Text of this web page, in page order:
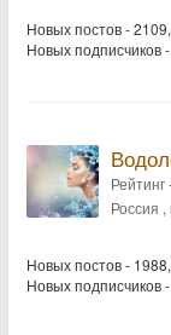
Новых постов -
Новых подписчиков
Рейтинг
Россия ,
Новых постов -
Новых подписчиков